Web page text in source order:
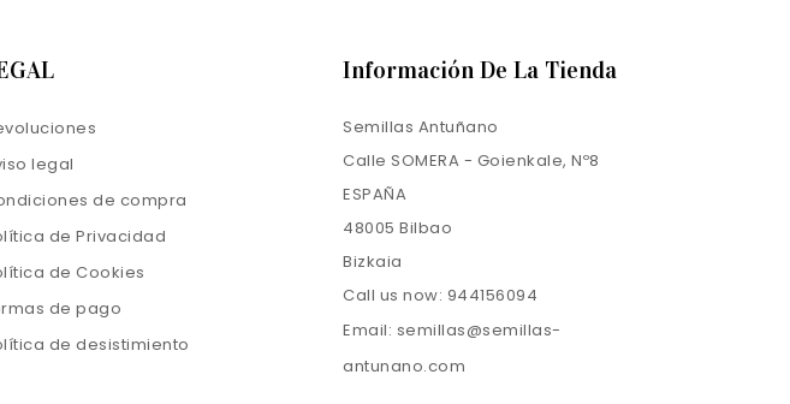
legal
de compra
de Privacidad
de Cookies
de pago
de desistimiento
Información De La Tienda
Semillas Antuñano
Calle SOMERA - Goienkale, Nº8
ESPAÑA
48005 Bilbao
Bizkaia
Call us now: 944156094
Email: semillas@semillas-
antunano.com